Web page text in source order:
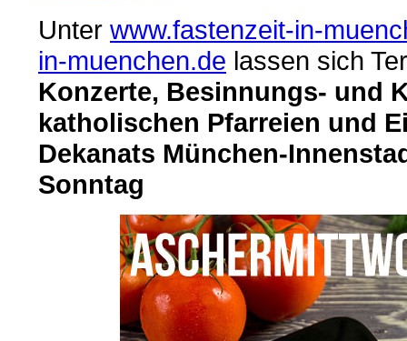
Unter www.fastenzeit-in-
in-muenchen.de lassen sich
Konzerte, Besinnungs- und
katholischen Pfarreien und
Dekanats München-
Sonntag